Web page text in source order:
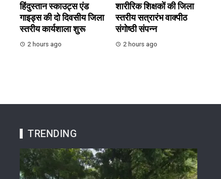
हिंदुस्तान स्काउट्स एंड
गाइड्स की दो दिवसीय जिला
स्तरीय कार्यशाला शुरू
2 hours ago
शारीरिक शिक्षकों की जिला
स्तरीय सत्रारंभ वाक्पीठ
संगोष्ठी संपन्न
2 hours ago
TRENDING